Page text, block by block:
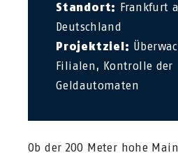
Standort: Frankfurt
Deutschland
Projektziel:
Filialen, Kontrolle der
Geldautomaten
Ob der 200 Meter hohe